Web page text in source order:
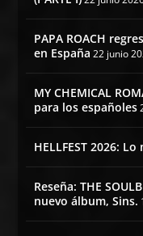
PAPA ROACH
en España 22 junio
MY CHEMICAL
para los españoles
HELLFEST 2026:
Reseña: THE
nuevo álbum, Sins.